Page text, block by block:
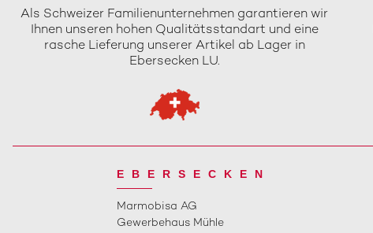
Als Schweizer Familienunternehmen garantieren wir
Ihnen unseren hohen Qualitätsstandart und eine
rasche Lieferung unserer Artikel ab Lager in
Ebersecken LU.
EBERSECKEN
Marmobisa AG
Gewerbehaus Mühle